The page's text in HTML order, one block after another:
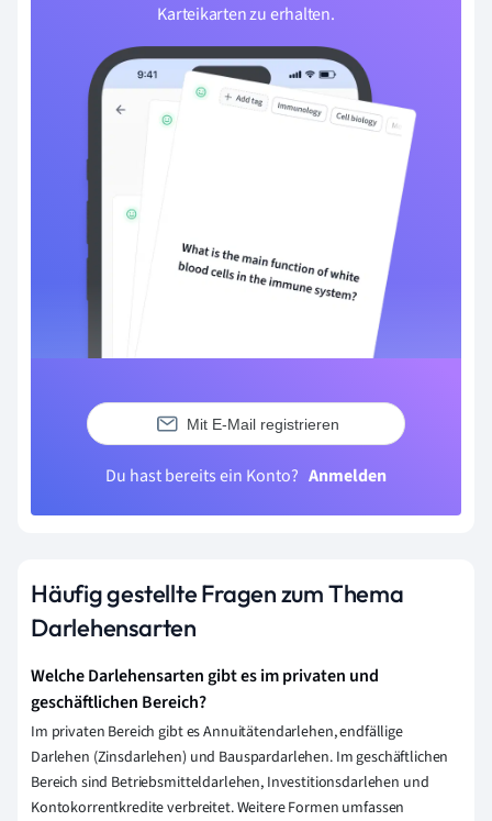
Karteikarten zu erhalten.
Mit E-Mail registrieren
Du hast bereits ein Konto? Anmelden
Häufig gestellte Fragen zum Thema
Darlehensarten
Welche Darlehensarten gibt es im privaten und
geschäftlichen Bereich?
Im privaten Bereich gibt es Annuitätendarlehen, endfällige
Darlehen (Zinsdarlehen) und Bauspardarlehen. Im geschäftlichen
Bereich sind Betriebsmitteldarlehen, Investitionsdarlehen und
Kontokorrentkredite verbreitet. Weitere Formen umfassen